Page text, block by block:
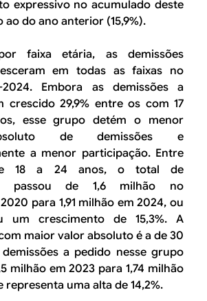
expressivo no acumulado deste
ao do ano anterior (15,9%).
faixa etária, as demissões
em todas as faixas no
2024. Embora as demissões a
crescido 29,9% entre os com 17
esse grupo detém o menor
de demissões e
a menor participação. Entre
18 a 24 anos, o total de
passou de 1,6 milhão no
para 1,91 milhão em 2024, ou
um crescimento de 15,3%. A
maior valor absoluto é a de 30
a pedido nesse grupo
milhão em 2023 para 1,74 milhão
representa uma alta de 14,2%.